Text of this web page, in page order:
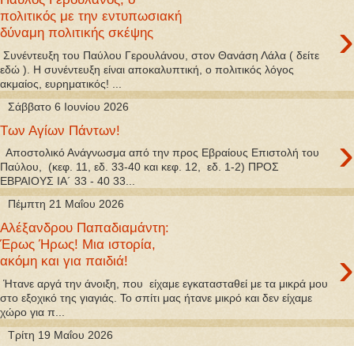
πολιτικός με την εντυπωσιακή
δύναμη πολιτικής σκέψης
›
Συνέντευξη του Παύλου Γερουλάνου, στον Θανάση Λάλα ( δείτε
εδώ ). Η συνέντευξη είναι αποκαλυπτική, ο πολιτικός λόγος
ακμαίος, ευρηματικός! ...
Σάββατο 6 Ιουνίου 2026
Των Αγίων Πάντων! ›
Αποστολικό Ανάγνωσμα από την προς Εβραίους Επιστολή του
Παύλου, (κεφ. 11, εδ. 33-40 και κεφ. 12, εδ. 1-2) ΠΡΟΣ
ΕΒΡΑΙΟΥΣ ΙΑ´ 33 - 40 33...
Πέμπτη 21 Μαΐου 2026
Αλέξανδρου Παπαδιαμάντη:
Έρως Ήρως! Μια ιστορία,
ακόμη και για παιδιά!
›
Ήτανε αργά την άνοιξη, που είχαμε εγκατασταθεί με τα μικρά μου
στο εξοχικό της γιαγιάς. Το σπίτι μας ήτανε μικρό και δεν είχαμε
χώρο για π...
Τρίτη 19 Μαΐου 2026